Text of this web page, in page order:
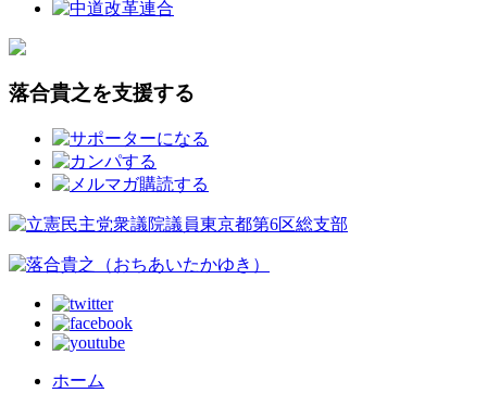
落合貴之を支援する
ホーム